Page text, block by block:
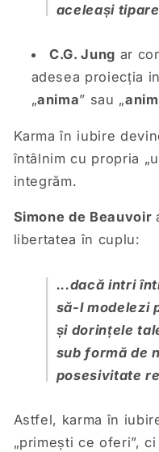
aceleași
C.G. Jung ar
adesea proiecția
„anima” sau „
Karma în iubire
întâlnim cu propria
integrăm.
Simone de Beauvoir
libertatea în cuplu:
...dacă intri
să-l modelezi
și dorințele
sub formă de
posesivitate
Astfel, karma în
„primești ce oferi”,